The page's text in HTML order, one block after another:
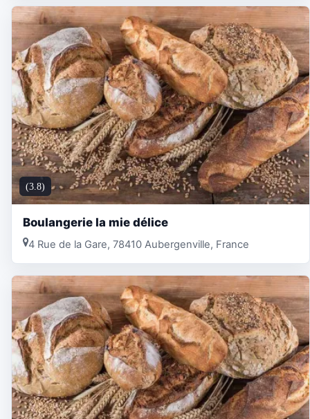
(3.8)
Boulangerie la mie délice
4 Rue de la Gare, 78410 Aubergenville, France